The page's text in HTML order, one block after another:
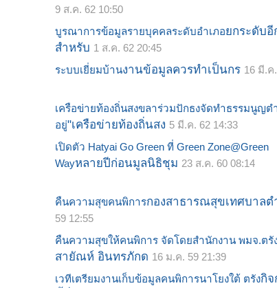
9 ส.ค. 62 10:50
บูรณาการข้อมูลรายบุคคลระดับอำเภอยกระดับอี
สำหรับ 1 ส.ค. 62 20:45
ระบบเยี่ยมบ้านงานข้อมูลควรทำเป็นกร 16 มี.ค
เครือข่ายท้องถิ่นสงขลาร่วมปักธงจัดทำธรรมนูญต
อยู่"เครือข่ายท้องถิ่นสง 5 มี.ค. 62 14:33
เปิดตัว Hatyai Go Green ที่ Green Zone@Green
Wayหลายปีก่อนมูลนิธิชุม 23 ส.ค. 60 08:14
คืนความสุขคนพิการกองสาธารณสุขเทศบาลต
59 12:55
คืนความสุขให้คนพิการ จัดโดยสำนักงาน พมจ.ตรั
สายัณห์ อินทรภักด 16 ม.ค. 59 21:39
เวทีเตรียมงานเก็บข้อมูลคนพิการนาโยงใต้ ตรังกิจ